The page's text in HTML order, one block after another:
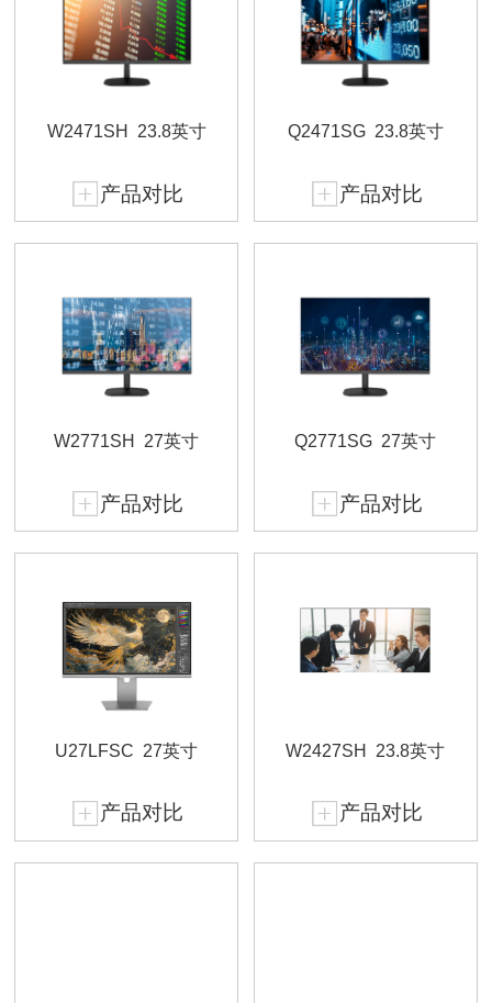
W2471SH 23.8英寸
产品对比
Q2471SG 23.8英寸
产品对比
W2771SH 27英寸
产品对比
Q2771SG 27英寸
产品对比
U27LFSC 27英寸
产品对比
W2427SH 23.8英寸
产品对比